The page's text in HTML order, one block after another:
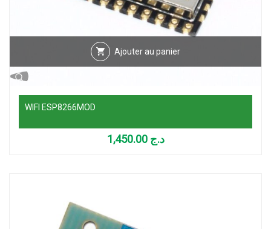
Ajouter au panier
WIFI ESP8266MOD
د.ج 1,450.00